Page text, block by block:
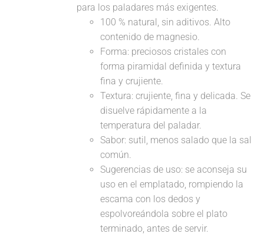
para los paladares más exigentes.
100 % natural, sin aditivos. Alto
contenido de magnesio.
Forma: preciosos cristales con
forma piramidal definida y textura
fina y crujiente.
Textura: crujiente, fina y delicada. Se
disuelve rápidamente a la
temperatura del paladar.
Sabor: sutil, menos salado que la sal
común.
Sugerencias de uso: se aconseja su
uso en el emplatado, rompiendo la
escama con los dedos y
espolvoreándola sobre el plato
terminado, antes de servir.